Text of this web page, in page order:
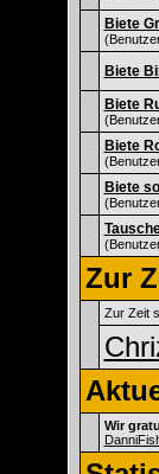
Biete
Biete
Biete
Biete
Biete
Zur
Zur Zeit
Wir